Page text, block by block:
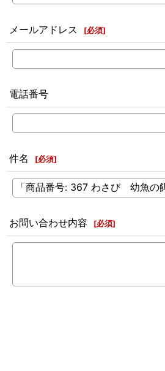
メールアドレス [必須]
電話番号
件名 [必須]
お問い合わせ内容 [必須]